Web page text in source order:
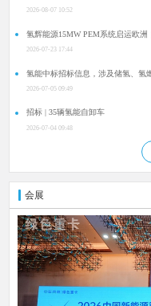
2026-08-07 10:52
氢辉能源15MW PEM系统启运欧
2026-07-23 17:44
氢能中标招标信息，涉及储氢、氢
2026-07-05 09:49
招标 | 35辆氢能自卸车
2026-07-04 09:48
会展